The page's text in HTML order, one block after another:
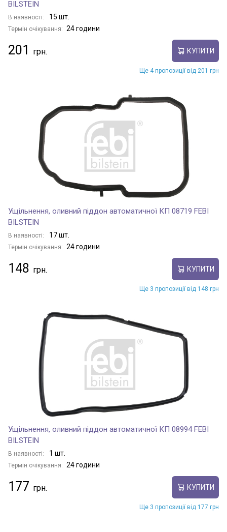
BILSTEIN
В наявності: 15 шт.
Термін очікування: 24 години
201 КУПИТИ
Ще 4 пропозиції від 201 грн
Ущільнення, оливний піддон автоматичної КП 08719 FEBI
BILSTEIN
В наявності: 17 шт.
Термін очікування: 24 години
148 КУПИТИ
Ще 3 пропозиції від 148 грн
Ущільнення, оливний піддон автоматичної КП 08994 FEBI
BILSTEIN
В наявності: 1 шт.
Термін очікування: 24 години
177 КУПИТИ
Ще 3 пропозиції від 177 грн